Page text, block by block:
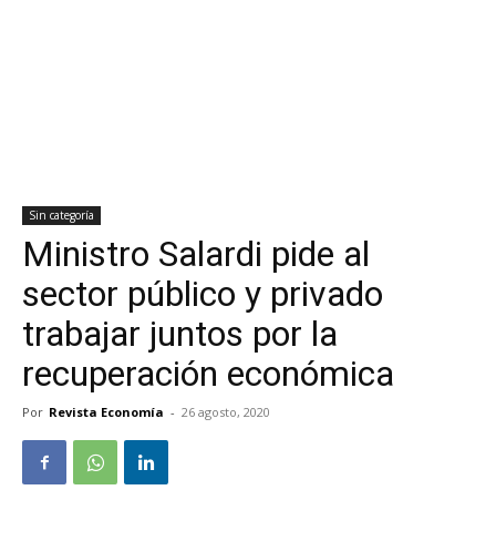
Sin categoría
Ministro Salardi pide al
sector público y privado
trabajar juntos por la
recuperación económica
Por Revista Economía - 26 agosto, 2020